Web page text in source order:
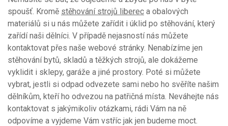
spoušť. Kromě stěhování strojů liberec a obalových
materiálů si u nás můžete zařídit i úklid po stěhování, který
zařídí naši dělníci. V případě nejasností nás můžete
kontaktovat přes naše webové stránky. Nenabízíme jen
stěhování bytů, skladů a těžkých strojů, ale dokážeme
vyklidit i sklepy, garáže a jiné prostory. Poté si můžete
vybrat, jestli si odpad odvezete sami nebo ho svěříte našim
dělníkům, kteří ho odvezou na patřičná místa. Neváhejte nás
kontaktovat s jakýmikoliv otázkami, rádi Vám na ně
odpovíme a vyjdeme Vám vstříc jak jen budeme moct.